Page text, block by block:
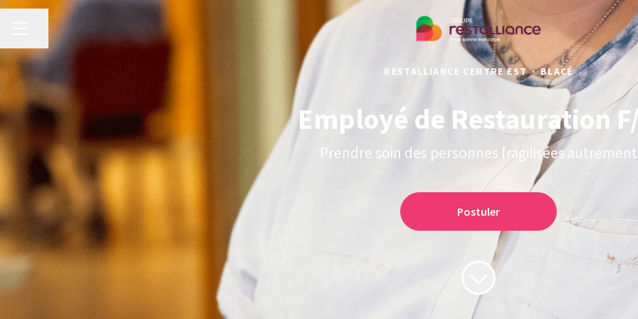
MENU CARRIÈRE
Partager la page
RESTALLIANCE CENTRE EST · BLACÉ
Employé de Restauration
Prendre soin des personnes fragilisées autrement
Postuler